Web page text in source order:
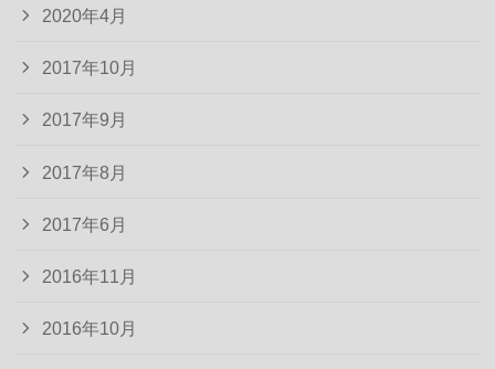
2020年4月
2017年10月
2017年9月
2017年8月
2017年6月
2016年11月
2016年10月